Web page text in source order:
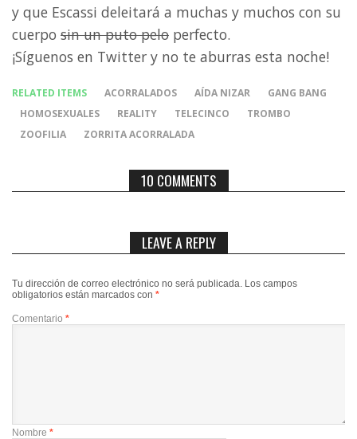
y que Escassi deleitará a muchas y muchos con su
cuerpo sin un puto pelo perfecto.
¡Síguenos en Twitter y no te aburras esta noche!
RELATED ITEMS ACORRALADOS AÍDA NIZAR
GANG BANG
HOMOSEXUALES
REALITY TELECINCO
TROMBO
ZOOFILIA
ZORRITA ACORRALADA
10 COMMENTS
LEAVE A REPLY
Tu dirección de correo electrónico no será publicada. Los campos
obligatorios están marcados con *
Comentario *
Nombre *